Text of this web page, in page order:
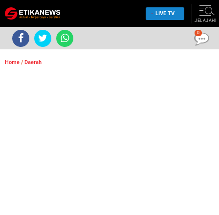
LIVE TV
JELAJAHI
Home / Daerah
0